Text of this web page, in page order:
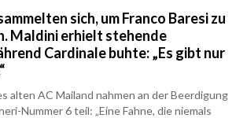
sich, um Franco Baresi zu
Maldini erhielt stehende
Cardinale buhte: „Es gibt nur
alten AC Mailand nahmen an der Beerdigung
Nummer 6 teil: „Eine Fahne, die niemals